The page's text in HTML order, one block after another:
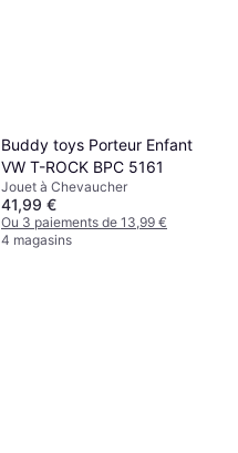
Buddy toys Porteur Enfant
VW T-ROCK BPC 5161
Jouet à Chevaucher
41,99 €
Ou 3 paiements de 13,99 €
4 magasins